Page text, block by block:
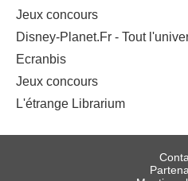
Jeux concours
Disney-Planet.Fr - Tout
Ecranbis
Jeux concours
L'étrange Librarium